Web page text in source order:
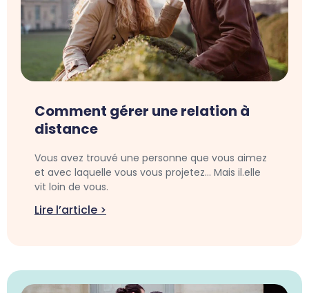
Comment gérer une relation à
distance
Vous avez trouvé une personne que vous aimez
et avec laquelle vous vous projetez… Mais il.elle
vit loin de vous.
Lire l’article >